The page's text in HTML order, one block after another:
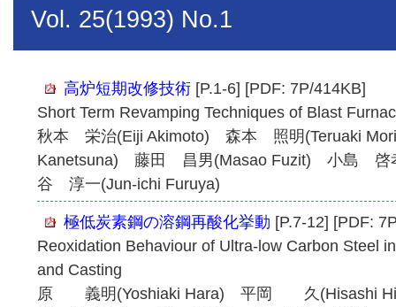
Vol. 25(1993) No.1
高炉短期改修技術 [P.1-6] [PDF: 7P/414KB]
Short Term Revamping Techniques of Blast
秋本 栄治(Eiji Akimoto) 森本 照明(Teruaki
Kanetsuna) 藤田 昌男(Masao Fuzit) 小島 啓
谷 淳一(Jun-ichi Furuya)
極低炭素鋼の溶鋼再酸化挙動 [P.7-12] [PDF:
Reoxidation Behaviour of Ultra-low Carbon Steel
and Casting
原 義明(Yoshiaki Hara) 平岡 久(Hisashi